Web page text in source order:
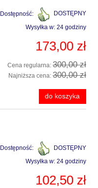
Dostępność:
DOSTĘPNY
Wysyłka w: 24 godziny
173,00 zł
Cena regularna: 300,00 zł
Najniższa cena: 300,00 zł
do koszyka
Dostępność:
DOSTĘPNY
Wysyłka w: 24 godziny
102,50 zł